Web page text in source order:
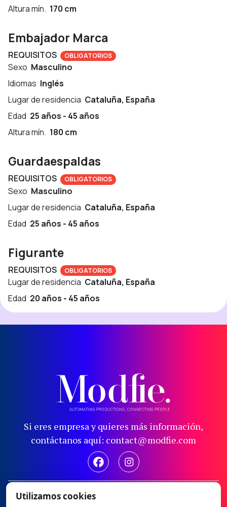
Altura mín. 170 cm
Embajador Marca
REQUISITOS OBLIGATORIOS
Sexo Masculino
Idiomas Inglés
Lugar de residencia Cataluña, España
Edad 25 años - 45 años
Altura mín. 180 cm
Guardaespaldas
REQUISITOS OBLIGATORIOS
Sexo Masculino
Lugar de residencia Cataluña, España
Edad 25 años - 45 años
Figurante
REQUISITOS OBLIGATORIOS
Lugar de residencia Cataluña, España
Edad 20 años - 45 años
Si eres empresa y quieres más información,
contáctanos aquí: contact@modfie.com
Utilizamos cookies